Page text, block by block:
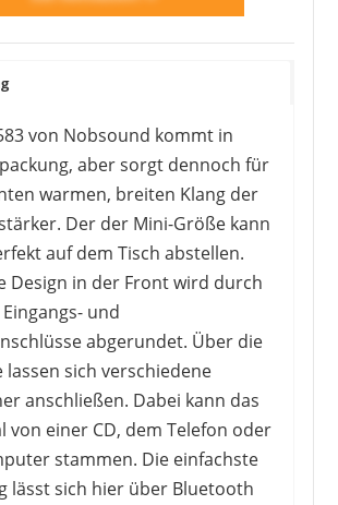
von Nobsound kommt in
aber sorgt dennoch für
warmen, breiten Klang der
Der der Mini-Größe kann
auf dem Tisch abstellen.
Design in der Front wird durch
und
abgerundet. Über die
lassen sich verschiedene
anschließen. Dabei kann das
von einer CD, dem Telefon oder
stammen. Die einfachste
lässt sich hier über Bluetooth